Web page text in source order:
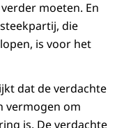
moeten. En
die
is voor het
dat de verdachte
vermogen om
is. De verdachte